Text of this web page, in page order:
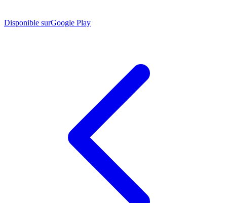
Disponible surGoogle Play